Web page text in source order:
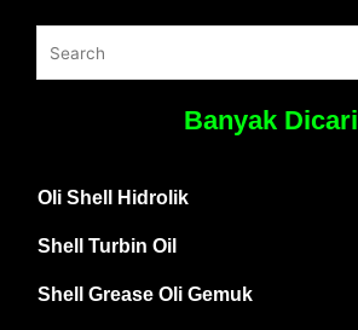
Banyak Dicari
Oli Shell Hidrolik
Shell Turbin Oil
Shell Grease Oli Gemuk